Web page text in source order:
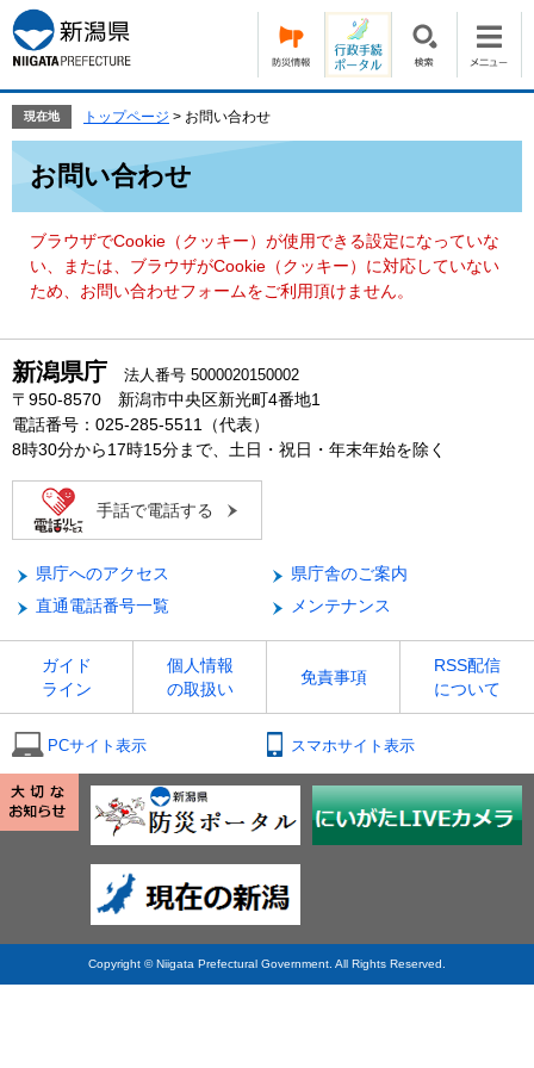
ー
ジ
の
頭
す。
ニ
ュ
ー
飛
て
現在地 トップページ > お問い合わせ
お問い合わせ
ブラウザでCookie（クッキー）が使用できる設定になっていな
い、または、ブラウザがCookie（クッキー）に対応していない
ため、お問い合わせフォームをご利用頂けません。
新潟県庁 法人番号 5000020150002
〒950-8570 新潟市中央区新光町4番地1
電話番号：025-285-5511（代表）
8時30分から17時15分まで、土日・祝日・年末年始を除く
手話で電話する
県庁へのアクセス
県庁舎のご案内
直通電話番号一覧
メンテナンス
ガイド
ライン
個人情報
の取扱い
免責事項
RSS配信
について
PCサイト表示 スマホサイト表示
Copyright © Niigata Prefectural Government. All Rights Reserved.